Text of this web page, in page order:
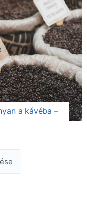
a kávéba –